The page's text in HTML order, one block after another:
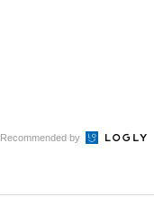
Recommended by